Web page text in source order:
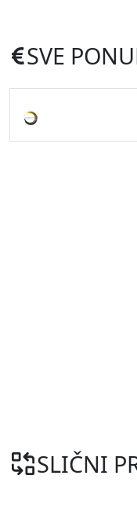
SVE
SLIČNI